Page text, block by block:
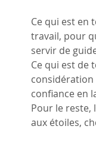
Ce qui est en
travail, pour
servir de
Ce qui est de
considération
confiance en
Pour le reste,
aux étoiles,